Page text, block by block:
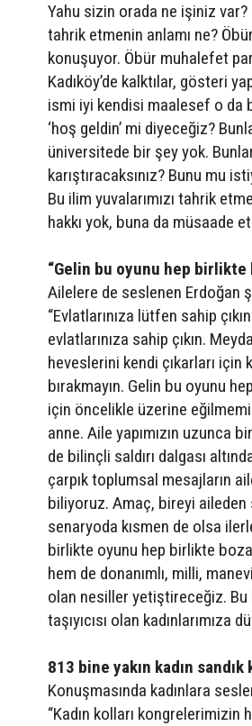
Yahu sizin orada ne işiniz
tahrik etmenin anlamı ne?
konuşuyor. Öbür muhalefet
Kadıköy’de kalktılar, gösteri
ismi iyi kendisi maalesef o da
‘hoş geldin’ mi diyeceğiz?
üniversitede bir şey yok.
karıştıracaksınız? Bunu mu
Bu ilim yuvalarımızı tahrik
hakkı yok, buna da müsaade
“Gelin bu oyunu hep birlikte
Ailelere de seslenen Erdoğan
“Evlatlarınıza lütfen sahip
evlatlarınıza sahip çıkın.
heveslerini kendi çıkarları
bırakmayın. Gelin bu oyunu
için öncelikle üzerine
anne. Aile yapımızın uzunca
de bilinçli saldırı dalgası
çarpık toplumsal mesajların
biliyoruz. Amaç, bireyi aileden
senaryoda kısmen de olsa
birlikte oyunu hep birlikte
hem de donanımlı, milli,
olan nesiller yetiştireceğiz.
taşıyıcısı olan kadınlarımıza
813 bine yakın kadın
Konuşmasında kadınlara
“Kadın kolları kongrelerimizin